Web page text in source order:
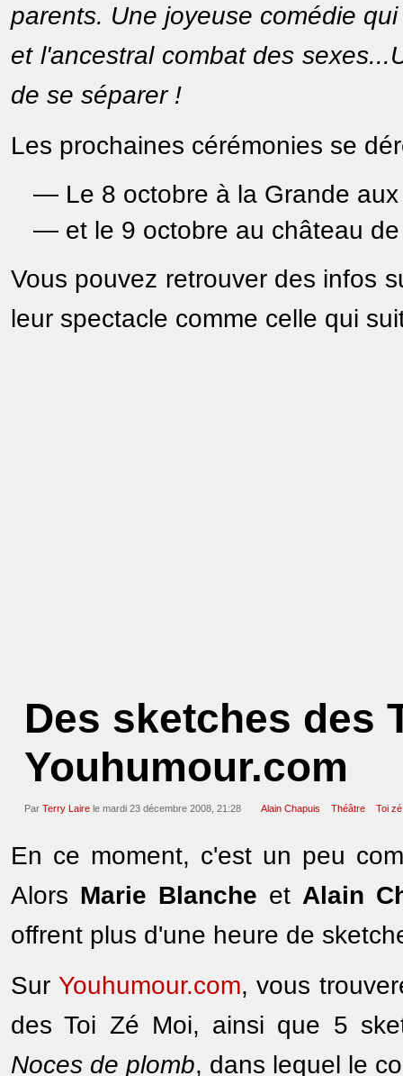
parents. Une joyeuse comédie
et l'ancestral combat des
de se séparer !
Les prochaines cérémonies se
— Le 8 octobre à la Grande
— et le 9 octobre au château de
Vous pouvez retrouver des infos
leur spectacle comme celle qui
Des sketches des
Youhumour.com
Par Terry Laire le mardi 23 décembre 2008, 21:28 Alain Chapuis Théâtre Toi
En ce moment, c'est un peu
Alors Marie Blanche et Alain
offrent plus d'une heure de
Sur Youhumour.com, vous
des Toi Zé Moi, ainsi que 5
Noces de plomb, dans lequel le